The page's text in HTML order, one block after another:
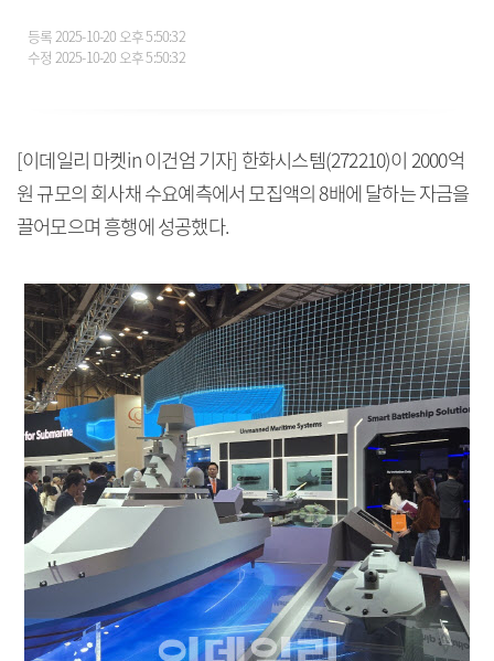
등록2025-10-20 오후 5:50:32
수정 2025-10-20 오후 5:50:32
[이데일리 마켓in 이건엄 기자] 한화시스템(272210)이 2000억
원 규모의 회사채 수요예측에서 모집액의 8배에 달하는 자금을
끌어모으며 흥행에 성공했다.